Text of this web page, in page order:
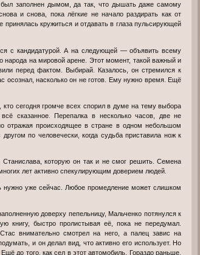
был заполнен дымом, да так, что дышать даже самому
и снова, пока лёгкие не начало раздирать как от
принялась кружиться и отдавать в глаза пульсирующей
народа на мировой арене. Этот момент, такой важный и
перед фактом. Выбирай. Казалось, он стремился к
осознал, насколько он не готов. Ему нужно время. Ещё
сказанное. Перепалка в несколько часов, две не
отражая происходящее в стране в одном небольшом
по человечески, когда судьба приставила нож к
лет активно спекулирующим доверием людей.
книгу, быстро пролистывая её, пока не передумал.
внимательно смотрел на него, а палец завис на
и он делал вид, что активно его использует. Но
до того, как сел в этот автомобиль. Гораздо раньше,